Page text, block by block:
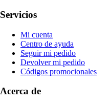
Servicios
Mi cuenta
Centro de ayuda
Seguir mi pedido
Devolver mi pedido
Códigos promocionales
Acerca de